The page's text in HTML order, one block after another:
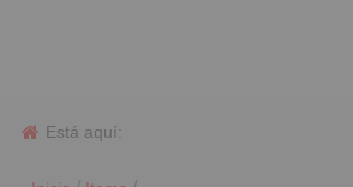
Está aquí: